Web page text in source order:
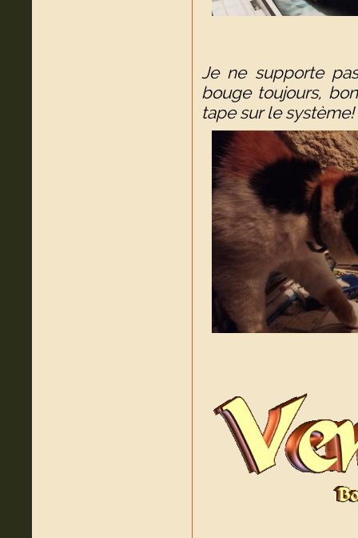
Je ne supporte
bouge toujours,
tape sur le système!